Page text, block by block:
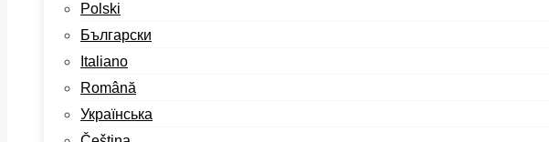
Polski
Български
Italiano
Română
Українська